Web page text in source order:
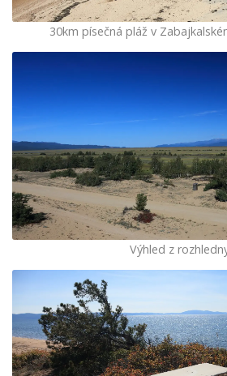
30km písečná pláž v
Výhled z